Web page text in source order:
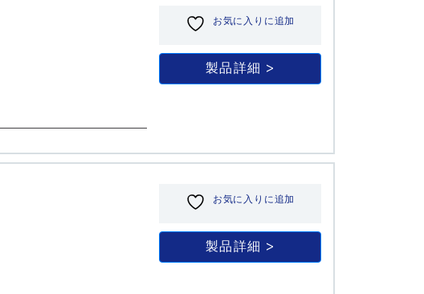
お気に入りに追加
製品詳細
お気に入りに追加
製品詳細